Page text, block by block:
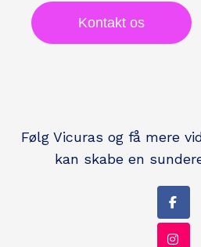
Kontakt os
Følg Vicuras og få mere
kan skabe en